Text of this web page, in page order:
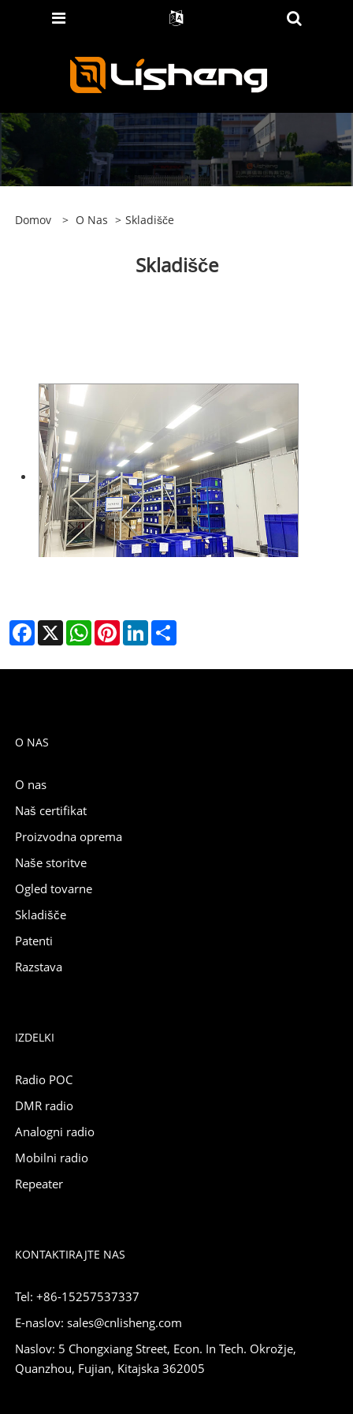
Domov > O Nas > Skladišče
Skladišče
Facebook
X WhatsAppPinterestLinkedIn
O NAS
O nas
Naš certifikat
Proizvodna oprema
Naše storitve
Ogled tovarne
Skladišče
Patenti
Razstava
IZDELKI
Radio POC
DMR radio
Analogni radio
Mobilni radio
Repeater
KONTAKTIRAJTE NAS
Tel: +86-15257537337
E-naslov: sales@cnlisheng.com
Naslov: 5 Chongxiang Street, Econ. In Tech. Okrožje,
Quanzhou, Fujian, Kitajska 362005